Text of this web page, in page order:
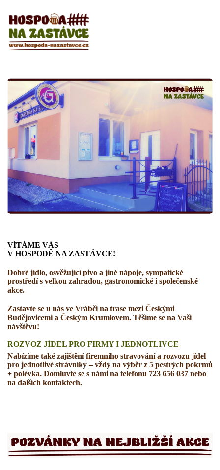
VÍTÁME VÁS
V HOSPODĚ NA ZASTÁVCE!
Dobré jídlo, osvěžující pivo a jiné nápoje, sympatické
prostředí s velkou zahradou, gastronomické i společenské
akce.
Zastavte se u nás ve Vrábči na trase mezi Českými
Budějovicemi a Českým Krumlovem. Těšíme se na Vaši
návštěvu!
ROZVOZ JÍDEL PRO FIRMY I JEDNOTLIVCE
Nabízíme také zajištěnífiremního stravovánía rozvozu jídel
pro jednotlivé strávníky– vždy na výběr z 5 pestrých pokrmů
+ polévka. Domluvte se s námi na telefonu 723 656 037 nebo
na dalších kontaktech.